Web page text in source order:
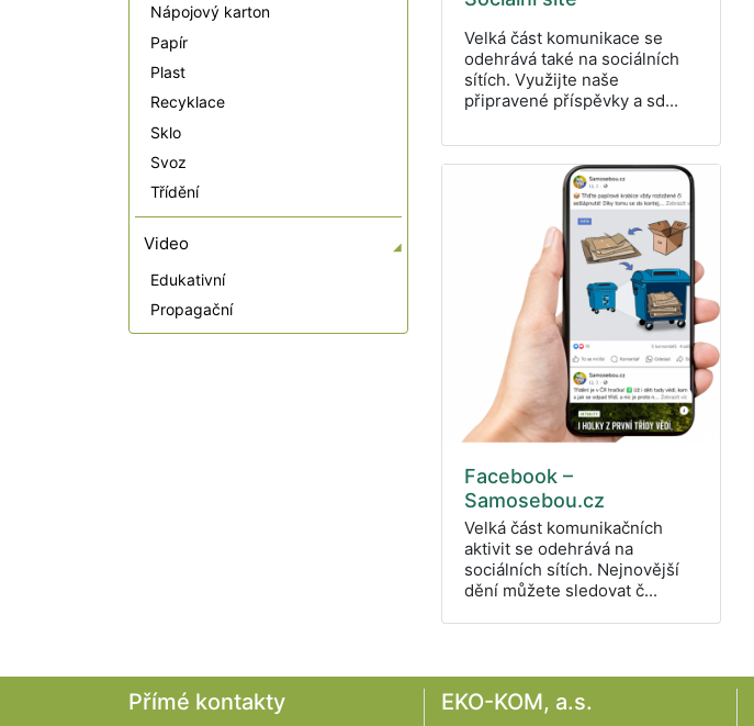
Nápojový karton
Papír
Plast
Recyklace
Sklo
Svoz
Třídění
Video
Edukativní
Propagační
Velká část komunikace se
odehrává také na sociálních
sítích. Využijte naše
připravené příspěvky a sd...
Facebook –
Samosebou.cz
Velká část komunikačních
aktivit se odehrává na
sociálních sítích. Nejnovější
dění můžete sledovat č...
Přímé kontakty EKO-KOM, a.s.